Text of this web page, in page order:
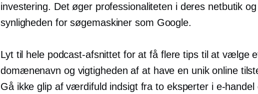
investering. Det øger professionaliteten i deres netbutik
synligheden for søgemaskiner som Google.
Lyt til hele podcast-afsnittet for at få flere tips til at vælge
domænenavn og vigtigheden af ​​at have en unik online
Gå ikke glip af værdifuld indsigt fra to eksperter i e-handel